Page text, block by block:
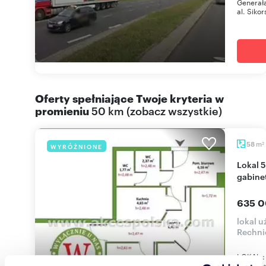
al.
Oferty spełniające Twoje kryteria w
promieniu50 km (zobacz wszystkie)
WYRÓŻNIONE 58 m2
Lokal 58 m² na Pradze-Południe, idealny na
635
lokal
LOKAL